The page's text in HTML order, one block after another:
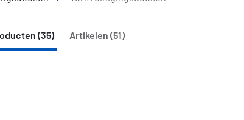
(35) Artikelen (51)